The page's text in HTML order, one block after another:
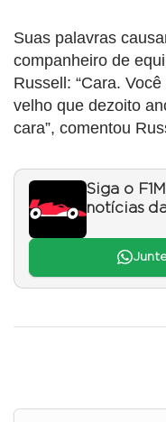
Suas palavras
companheiro de
Russell: “Cara.
velho que dezoito
cara”, comentou
Siga o
notícias